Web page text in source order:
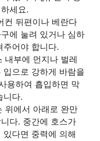
세요.
컨 뒤편이나 베란다
에 눌려 있거나 심하
주어야 합니다.
내부에 먼지나 벌레
으로 강하게 바람을
용하여 흡입하면 막
니다.
위에서 아래로 완만
다. 중간에 호스가
다면 중력에 의해